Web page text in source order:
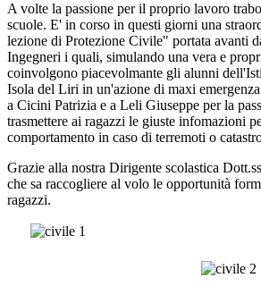
A volte la passione per il proprio lavoro
scuole. E' in corso in questi giorni una
lezione di Protezione Civile" portata avanti
Ingegneri i quali, simulando una vera e
coinvolgono piacevolmante gli alunni
Isola del Liri in un'azione di maxi
a Cicini Patrizia e a Leli Giuseppe per la
trasmettere ai ragazzi le giuste infomazioni
comportamento in caso di terremoti o
Grazie alla nostra Dirigente scolastica
che sa raccogliere al volo le opportunità
ragazzi.